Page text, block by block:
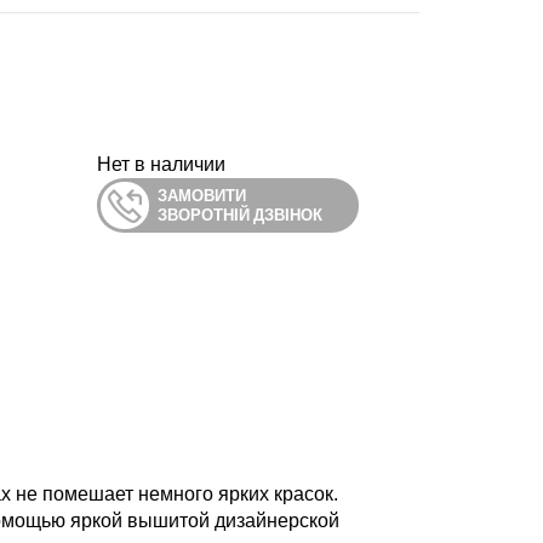
Нет в наличии
ЗАМОВИТИ
ЗВОРОТНІЙ ДЗВІНОК
не помешает немного ярких красок.
яркой вышитой дизайнерской